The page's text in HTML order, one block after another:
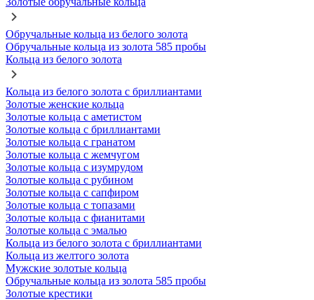
Обручальные кольца из белого золота
Обручальные кольца из золота 585 пробы
Кольца из белого золота
Кольца из белого золота с бриллиантами
Золотые женские кольца
Золотые кольца с аметистом
Золотые кольца с бриллиантами
Золотые кольца с гранатом
Золотые кольца с жемчугом
Золотые кольца с изумрудом
Золотые кольца с рубином
Золотые кольца с сапфиром
Золотые кольца с топазами
Золотые кольца с фианитами
Золотые кольца с эмалью
Кольца из белого золота с бриллиантами
Кольца из желтого золота
Мужские золотые кольца
Обручальные кольца из золота 585 пробы
Золотые крестики